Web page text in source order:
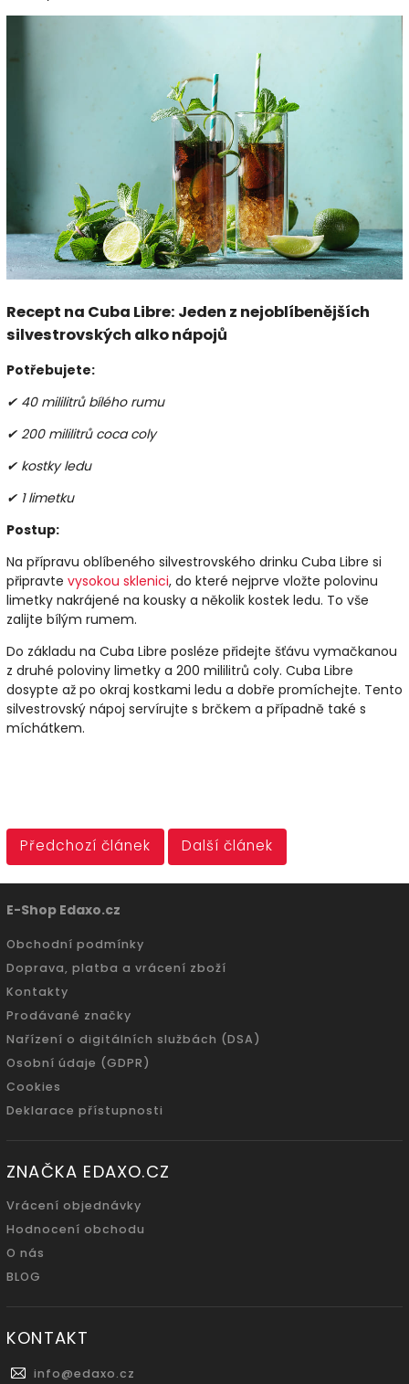
Recept na Cuba Libre: Jeden z nejoblíbenějších
silvestrovských alko nápojů
Potřebujete:
✔ 40 mililitrů bílého rumu
✔ 200 mililitrů coca coly
✔ kostky ledu
✔ 1 limetku
Postup:
Na přípravu oblíbeného silvestrovského drinku Cuba Libre si
připravte vysokou sklenici, do které nejprve vložte polovinu
limetky nakrájené na kousky a několik kostek ledu. To vše
zalijte bílým rumem.
Do základu na Cuba Libre posléze přidejte šťávu vymačkanou
z druhé poloviny limetky a 200 mililitrů coly. Cuba Libre
dosypte až po okraj kostkami ledu a dobře promíchejte. Tento
silvestrovský nápoj servírujte s brčkem a případně také s
míchátkem.
Předchozí článek Další článek
E-Shop Edaxo.cz
Obchodní podmínky
Doprava, platba a vrácení zboží
Kontakty
Prodávané značky
Nařízení o digitálních službách (DSA)
Osobní údaje (GDPR)
Cookies
Deklarace přístupnosti
ZNAČKA EDAXO.CZ
Vrácení objednávky
Hodnocení obchodu
O nás
BLOG
KONTAKT
info@edaxo.cz